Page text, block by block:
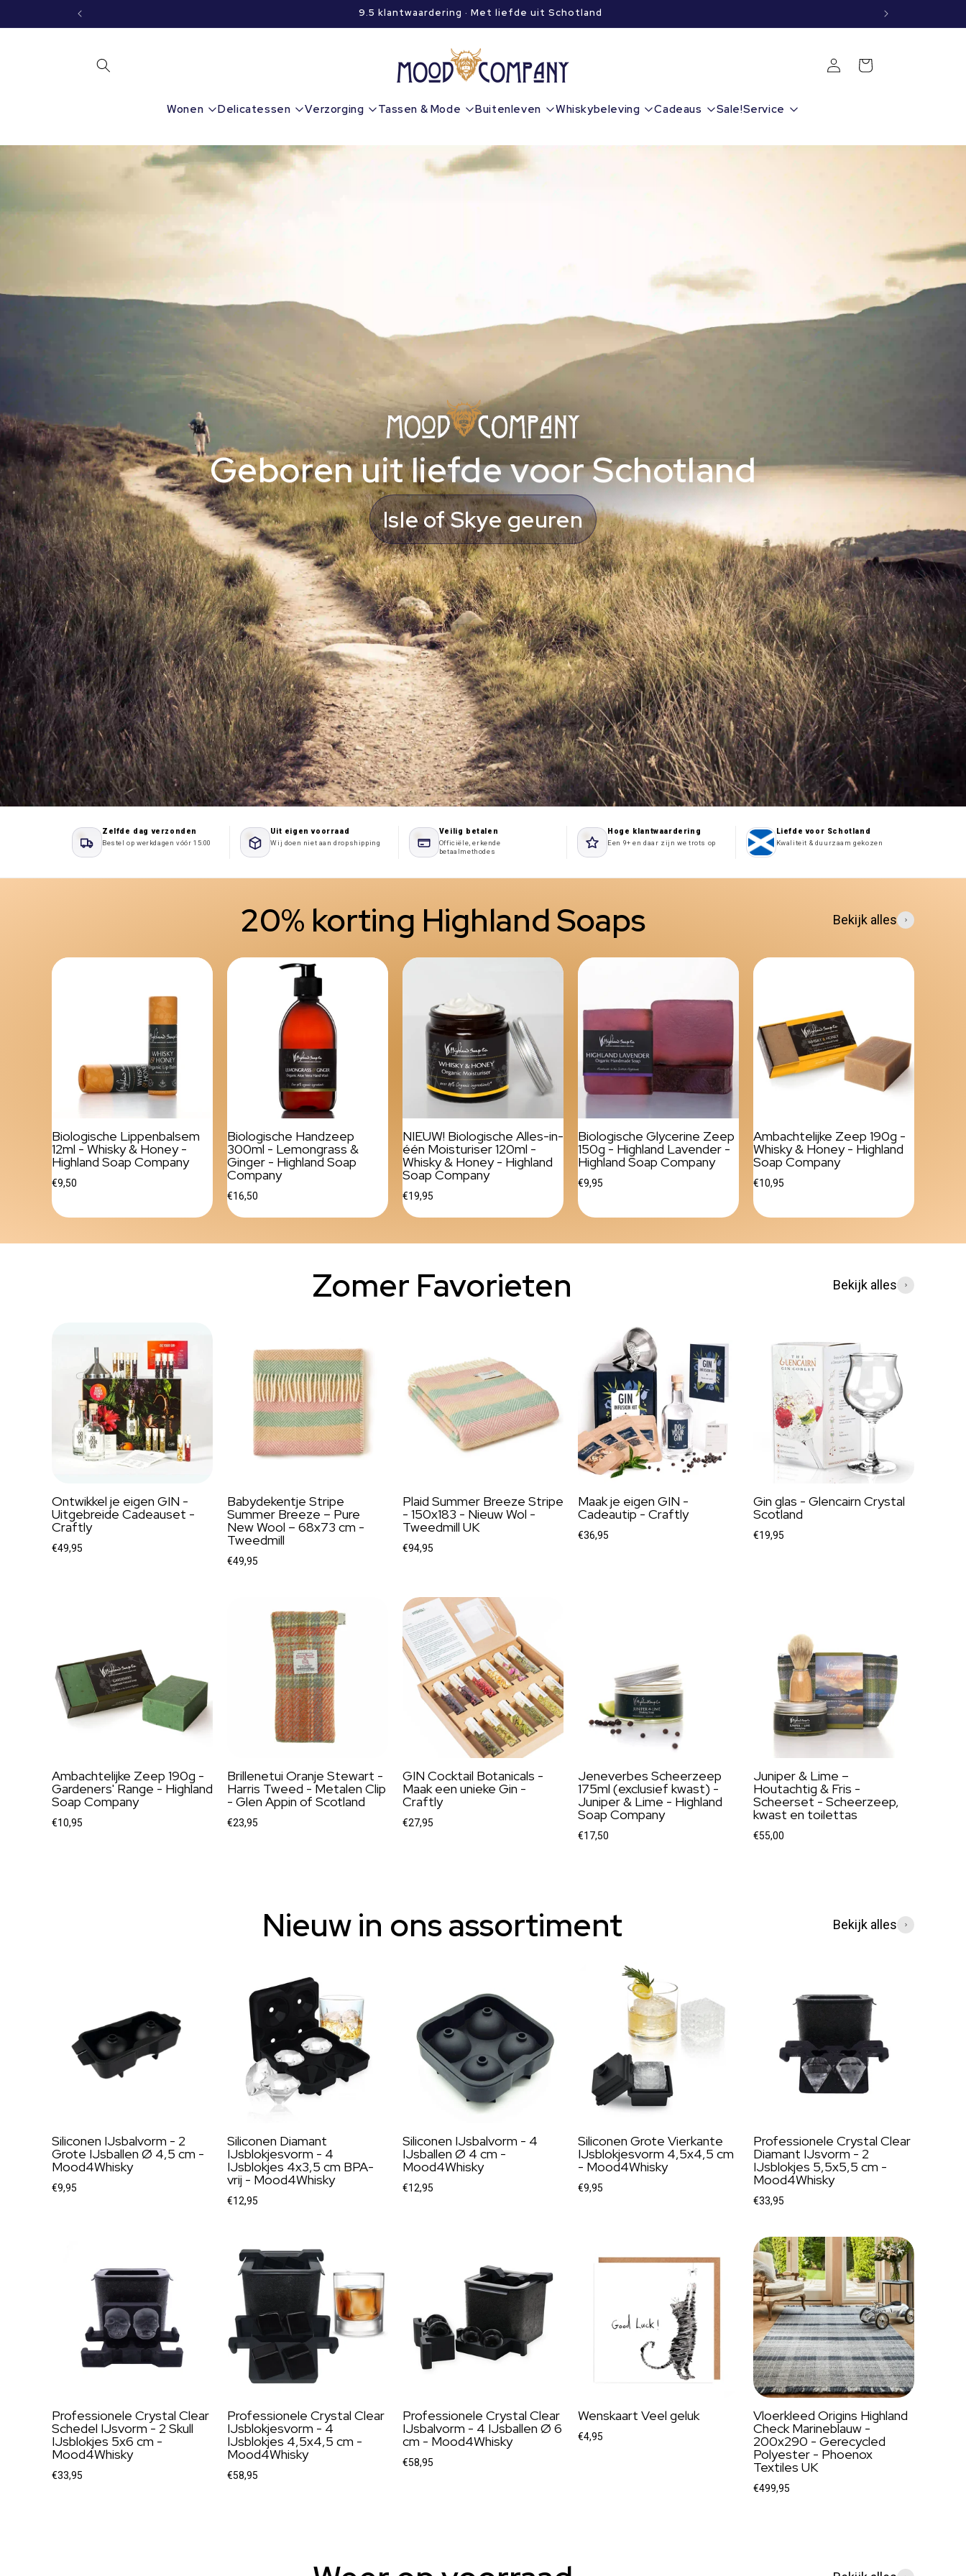
content
9.5 klantwaardering · Met liefde uit Schotland
Wonen Delicatessen Verzorging Tassen & Mode Buitenleven Whiskybeleving Cadeaus Sale!Service
InloggenWinkelwagen
Geboren uit liefde voor Schotland
whiskybeleving met karakter
Zelfde dag verzonden
Bestel op werkdagen vóór 15:00
Uit eigen voorraad
Wij doen niet aan dropshipping
Veilig betalen
Officiële, erkende
betaalmethodes
Hoge klantwaardering
Een 9+ en daar zijn we trots op
Liefde voor Schotland
Kwaliteit & duurzaam gekozen
20% korting Highland Soaps Bekijk alles
Biologische Lippenbalsem
12ml - Whisky & Honey -
Highland Soap Company
€9,50
Biologische Handzeep
300ml - Lemongrass &
Ginger - Highland Soap
Company
€16,50
NIEUW! Biologische Alles-in-
één Moisturiser 120ml -
Whisky & Honey - Highland
Soap Company
€19,95
Biologische Glycerine Zeep
150g - Highland Lavender -
Highland Soap Company
€9,95
Ambachtelijke Zeep 190g -
Whisky & Honey - Highland
Soap Company
€10,95
Zomer Favorieten Bekijk alles
Ontwikkel je eigen GIN -
Uitgebreide Cadeauset -
Craftly
€49,95
Babydekentje Stripe
Summer Breeze – Pure
New Wool – 68x73 cm -
Tweedmill
€49,95
Plaid Summer Breeze Stripe
- 150x183 - Nieuw Wol -
Tweedmill UK
€94,95
Maak je eigen GIN -
Cadeautip - Craftly
€36,95
Gin glas - Glencairn Crystal
Scotland
€19,95
Ambachtelijke Zeep 190g -
Gardeners' Range - Highland
Soap Company
€10,95
Brillenetui Oranje Stewart -
Harris Tweed - Metalen Clip
- Glen Appin of Scotland
€23,95
GIN Cocktail Botanicals -
Maak een unieke Gin -
Craftly
€27,95
Jeneverbes Scheerzeep
175ml (exclusief kwast) -
Juniper & Lime - Highland
Soap Company
€17,50
Juniper & Lime –
Houtachtig & Fris -
Scheerset - Scheerzeep,
kwast en toilettas
€55,00
Nieuw in ons assortiment Bekijk alles
Siliconen IJsbalvorm - 2
Grote IJsballen Ø 4,5 cm -
Mood4Whisky
€9,95
Siliconen Diamant
IJsblokjesvorm - 4
IJsblokjes 4x3,5 cm BPA-
vrij - Mood4Whisky
€12,95
Siliconen IJsbalvorm - 4
IJsballen Ø 4 cm -
Mood4Whisky
€12,95
Siliconen Grote Vierkante
IJsblokjesvorm 4,5x4,5 cm
- Mood4Whisky
€9,95
Professionele Crystal Clear
Diamant IJsvorm - 2
IJsblokjes 5,5x5,5 cm -
Mood4Whisky
€33,95
Professionele Crystal Clear
Schedel IJsvorm - 2 Skull
IJsblokjes 5x6 cm -
Mood4Whisky
€33,95
Professionele Crystal Clear
IJsblokjesvorm - 4
IJsblokjes 4,5x4,5 cm -
Mood4Whisky
€58,95
Professionele Crystal Clear
IJsbalvorm - 4 IJsballen Ø 6
cm - Mood4Whisky
€58,95
Wenskaart Veel geluk
€4,95
Vloerkleed Origins Highland
Check Marineblauw -
200x290 - Gerecycled
Polyester - Phoenox
Textiles UK
€499,95